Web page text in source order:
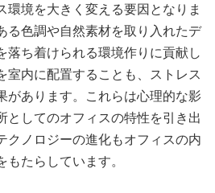
環境を大きく変える要因となりま
る色調や自然素材を取り入れたデ
落ち着けられる環境作りに貢献し
室内に配置することも、ストレス
があります。これらは心理的な影
としてのオフィスの特性を引き出
クノロジーの進化もオフィスの内
たらしています。